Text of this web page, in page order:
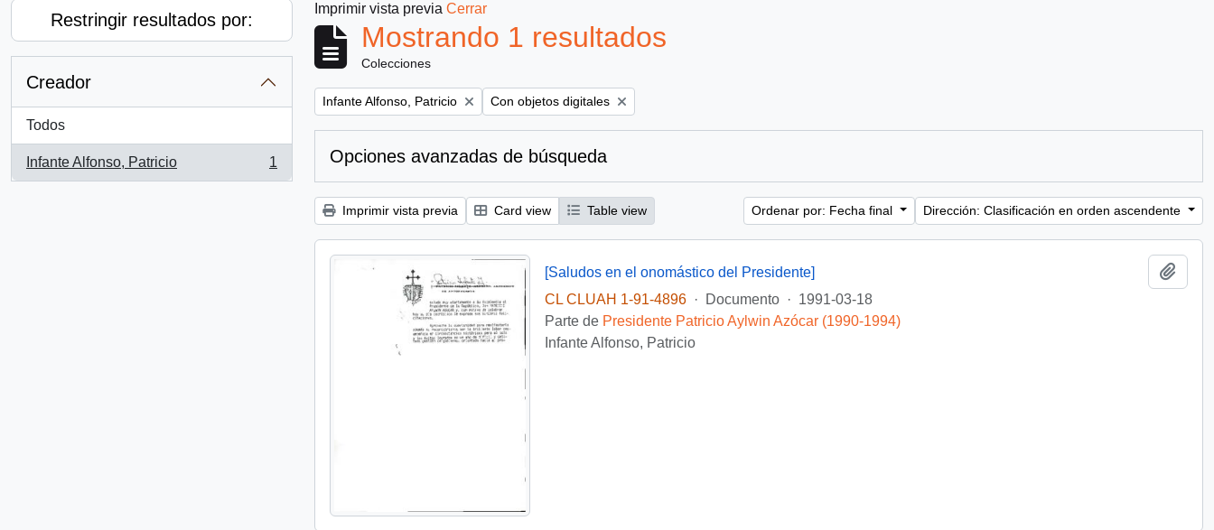
Restringir resultados por:
Creador
Todos
Infante Alfonso, Patricio
, 1 resultados
1
Imprimir vista previa Cerrar
Mostrando 1 resultados
Colecciones
Remove filter:
Infante Alfonso, Patricio Remove filter:
Con objetos digitales
Opciones avanzadas de búsqueda
Imprimir vista previa Card view Table view Ordenar por: Fecha final Dirección: Clasificación en orden ascendente
[Saludos en el onomástico del Presidente]
CL CLUAH 1-91-4896
· Documento · 1991-03-18
Parte de Presidente Patricio Aylwin Azócar (1990-1994)
Infante Alfonso, Patricio